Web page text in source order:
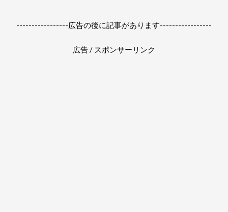
-----------------広告の後に記事があります-----------------
広告 / スポンサーリンク